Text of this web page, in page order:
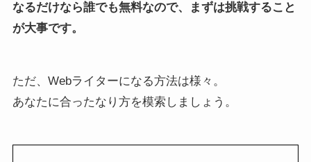
なるだけなら誰でも無料なので、まずは挑戦すること
が大事です。
ただ、Webライターになる方法は様々。
あなたに合ったなり方を模索しましょう。